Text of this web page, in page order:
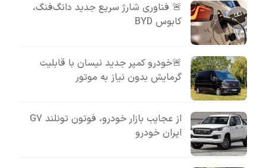
🚨 فناوری شارژ سریع جدید دانگ‌فنگ،
کابوس BYD
🚨خودرو کمپر جدید نیسان با قابلیت
گرمایش بدون نیاز به موتور
از عجایب بازار خودرو، فوتون تونلند G7
ایران خودرو